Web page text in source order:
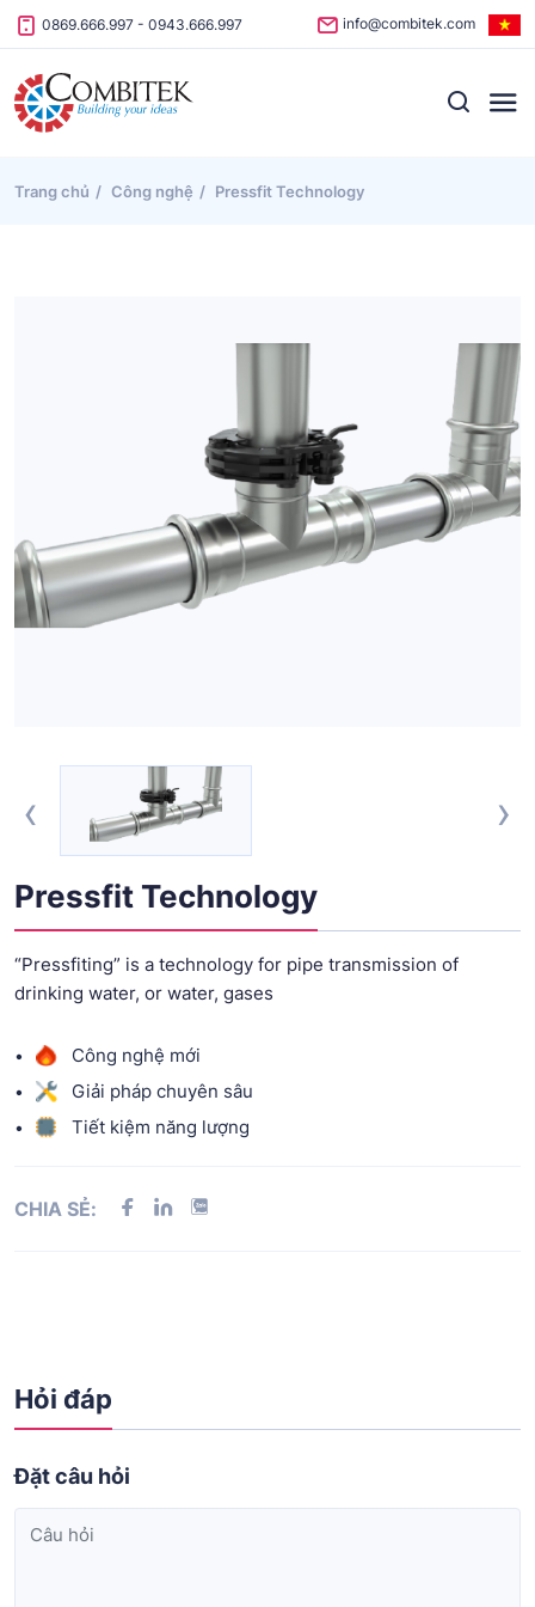
Skip to content
0869.666.997 - 0943.666.997 info@combitek.com
Trang chủ Công nghệ Pressfit Technology
‹ ›
Pressfit Technology
“Pressfiting” is a technology for pipe transmission of
drinking water, or water, gases
Công nghệ mới
Giải pháp chuyên sâu
Tiết kiệm năng lượng
CHIA SẺ:
Hỏi đáp
Đặt câu hỏi